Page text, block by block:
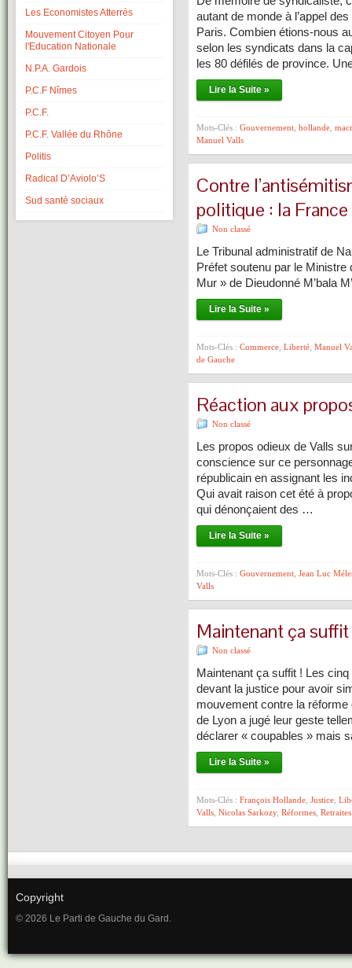
Les Economistes Atterrés
Mouvement Citoyen Pour
l'Education Nationale
N.P.A. Gardois
P.C.F Nîmes
P.C.F.
P.C.F. Vallée du Rhône
Politis
Radical D’Aviolo’S
Sud santé sociaux
autant de monde à l’appel
Paris. Combien étions-nous
selon les syndicats dans la
les 80 défilés de province.
Lire la Suite »
Mots-Clés : Gouvernement hollande
Manuel Valls
Contre
politique : la
Non classé
Le Tribunal administratif de
Préfet soutenu par le Ministre
Mur » de Dieudonné M’bala
Lire la Suite »
Mots-Clés : Commerce Liberté Manuel
de Gauche
Réaction aux
Non classé
Les propos odieux de Valls
conscience sur ce
républicain en assignant les
Qui avait raison cet été à
qui dénonçaient des …
Lire la Suite »
Mots-Clés : Gouvernement Jean Luc
Valls
Maintenant ça
Non classé
Maintenant ça suffit ! Les
devant la justice pour avoir
mouvement contre la
de Lyon a jugé leur geste
déclarer « coupables » mais
Lire la Suite »
Mots-Clés : François Hollande Justice
Valls Nicolas Sarkozy, Réformes Retraites
Copyright
© 2026 Le Parti de Gauche du Gard.